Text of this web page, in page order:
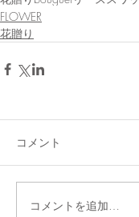
FLOWER
花贈り
コメント
コメントを追加…